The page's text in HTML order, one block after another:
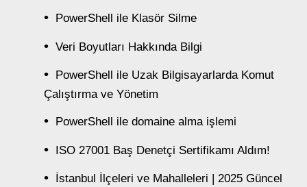
PowerShell ile Klasör Silme
Veri Boyutları Hakkında Bilgi
PowerShell ile Uzak Bilgisayarlarda Komut
Çalıştırma ve Yönetim
PowerShell ile domaine alma işlemi
ISO 27001 Baş Denetçi Sertifikamı Aldım!
İstanbul İlçeleri ve Mahalleleri | 2025 Güncel